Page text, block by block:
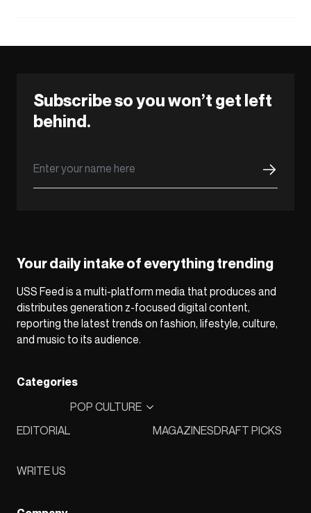
Subscribe so you won’t get left
behind.
Your daily intake of everything trending
USS Feed is a multi-platform media that produces and
distributes generation z-focused digital content,
reporting the latest trends on fashion, lifestyle, culture,
and music to its audience.
Categories
EDITORIAL
POP CULTURE
MAGAZINESDRAFT PICKS
WRITE US